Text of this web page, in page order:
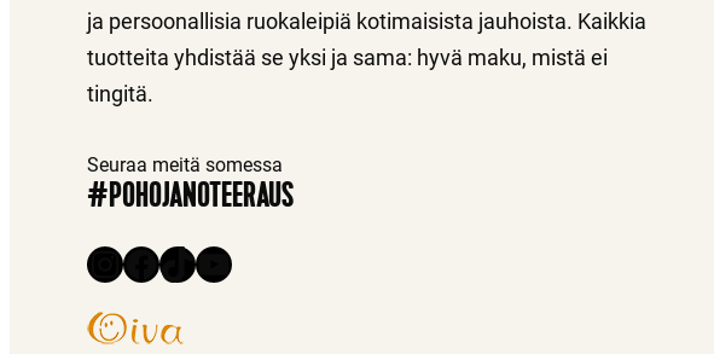
ja persoonallisia ruokaleipiä kotimaisista jauhoista. Kaikkia
tuotteita yhdistää se yksi ja sama: hyvä maku, mistä ei
tingitä.
Seuraa meitä somessa
#POHOJANOTEERAUS
Instagram
Facebook
TikTokYouTube